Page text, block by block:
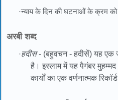
·न्याय के दिन की घटनाओं के क्रम
अरबी शब्द
·हदीस- (बहुवचन - हदीसें) यह एक
है। इस्लाम में यह पैगंबर
कार्यों का एक वर्णनात्मक